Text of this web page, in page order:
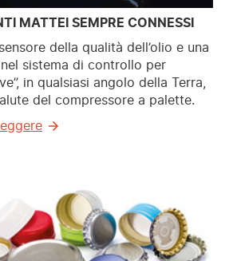
MATTEI SEMPRE CONNESSI
della qualità dell’olio e una
nel sistema di controllo per
in qualsiasi angolo della Terra,
del compressore a palette.